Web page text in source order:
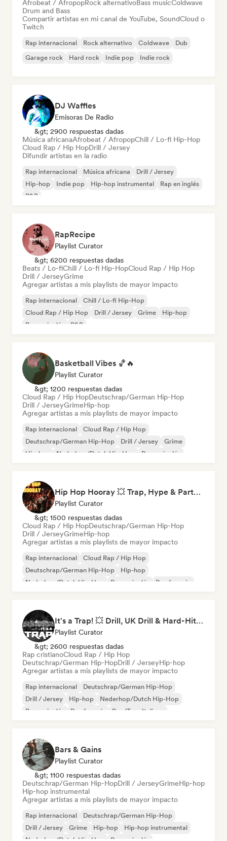
Afrobeat / AfropopRock alternativoBass musicColdwave
Drum and Bass
Compartir artistas en mi canal de YouTube, SoundCloud o
Twitch
Rap internacional Rock alternativo Coldwave
Dub
Garage rock
Hard rock Indie pop Indie rock
DJ Waffles
Emisoras De Radio
&gt; 2900 respuestas dadas
Música africanaAfrobeat / AfropopChill / Lo-fi Hip-Hop
Cloud Rap / Hip HopDrill / Jersey
Difundir artistas en la radio
Rap internacional Música africana
Drill / Jersey
Hip-hop
Indie pop Hip-hop instrumental
Rap en inglés
R&B
RapRecipe
Playlist Curator
&gt; 6200 respuestas dadas
Beats / Lo-fiChill / Lo-fi Hip-HopCloud Rap / Hip Hop
Drill / JerseyGrime
Agregar artistas a mis playlists de mayor impacto
Rap internacional
Chill / Lo-fi Hip-Hop
Cloud Rap / Hip Hop
Drill / Jersey Grime
Hip-hop
Rap en inglés
R&B
Basketball Vibes 🏀🔥
Playlist Curator
&gt; 1200 respuestas dadas
Cloud Rap / Hip HopDeutschrap/German Hip-Hop
Drill / JerseyGrimeHip-hop
Agregar artistas a mis playlists de mayor impacto
Rap internacional
Cloud Rap / Hip Hop
Deutschrap/German Hip-Hop
Drill / Jersey
Grime
Hip-hop
Nederhop/Dutch Hip-Hop Rap en inglés
Hip Hop Hooray 💥 Trap, Hype & Party Rap Bangers
Playlist Curator
&gt; 1500 respuestas dadas
Cloud Rap / Hip HopDeutschrap/German Hip-Hop
Drill / JerseyGrimeHip-hop
Agregar artistas a mis playlists de mayor impacto
Rap internacional
Cloud Rap / Hip Hop
Deutschrap/German Hip-Hop
Hip-hop
Nederhop/Dutch Hip-Hop
Rap en inglés
Rap francés
It's a Trap! 💥 Drill, UK Drill & Hard-Hitting Trap
Playlist Curator
&gt; 2600 respuestas dadas
Rap cristianoCloud Rap / Hip Hop
Deutschrap/German Hip-HopDrill / JerseyHip-hop
Agregar artistas a mis playlists de mayor impacto
Rap internacional
Deutschrap/German Hip-Hop
Drill / Jersey
Hip-hop
Nederhop/Dutch Hip-Hop
Rap en inglés
Rap francés Rap/Trap Italiano
Bars & Gains
Playlist Curator
&gt; 1100 respuestas dadas
Deutschrap/German Hip-HopDrill / JerseyGrimeHip-hop
Hip-hop instrumental
Agregar artistas a mis playlists de mayor impacto
Rap internacional
Deutschrap/German Hip-Hop
Drill / Jersey
Grime Hip-hop
Hip-hop instrumental